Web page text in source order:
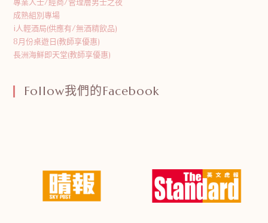
專業人士/經商/管理層男士之夜
成熟組別專場
i人輕酒局(供應有/無酒精飲品)
8月份桌遊日(教師享優惠)
長洲海鮮即天堂(教師享優惠)
Follow我們的Facebook